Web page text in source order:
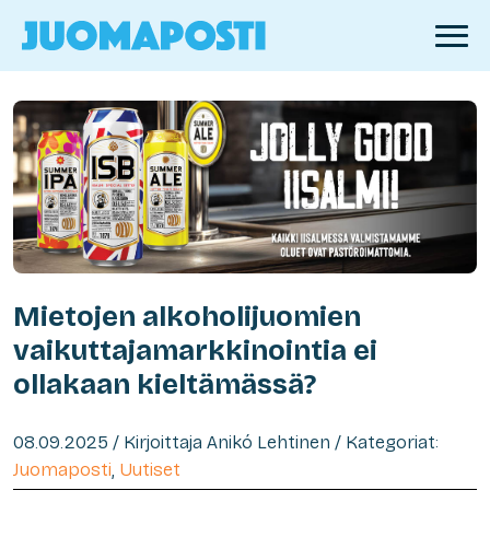
Mietojen alkoholijuomien
vaikuttajamarkkinointia ei
ollakaan kieltämässä?
08.09.2025 / Kirjoittaja Anikó Lehtinen / Kategoriat:
Juomaposti, Uutiset